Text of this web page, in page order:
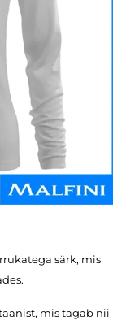
särk, mis
mis tagab nii